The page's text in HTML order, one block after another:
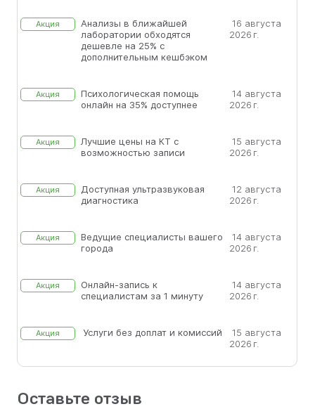
Акция
Анализы в ближайшей
лаборатории обходятся
дешевле на 25% с
дополнительным кешбэком
16 августа
2026 г.
Акция
Психологическая помощь
онлайн на 35% доступнее
14 августа
2026 г.
Акция
Лучшие цены на КТ с
возможностью записи
15 августа
2026 г.
Акция
Доступная ультразвуковая
диагностика
12 августа
2026 г.
Акция
Ведущие специалисты вашего
города
14 августа
2026 г.
Акция
Онлайн-запись к
специалистам за 1 минуту
14 августа
2026 г.
Акция Услуги без доплат и комиссий
15 августа
2026 г.
Оставьте отзыв